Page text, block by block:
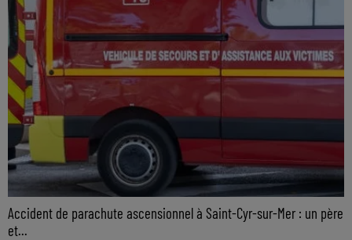
Accident de parachute ascensionnel à Saint-Cyr-sur-Mer : un père
et...